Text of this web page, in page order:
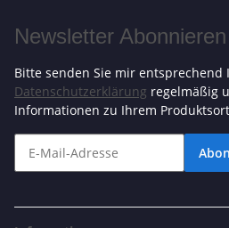
Newsletter Abonnieren
Bitte senden Sie mir entsprechend
Datenschutzerklärung regelmäßig
Informationen zu Ihrem